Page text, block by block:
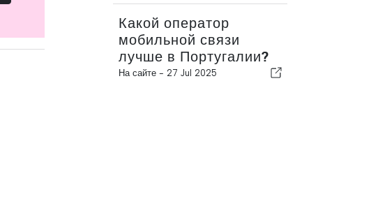
Какой оператор
мобильной связи
лучше в Португалии?
На сайте - 27 Jul 2025